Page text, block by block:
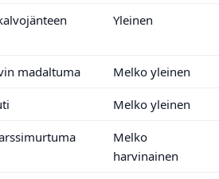
Yleinen
madaltuma Melko yleinen
Melko yleinen
Melko
harvinainen